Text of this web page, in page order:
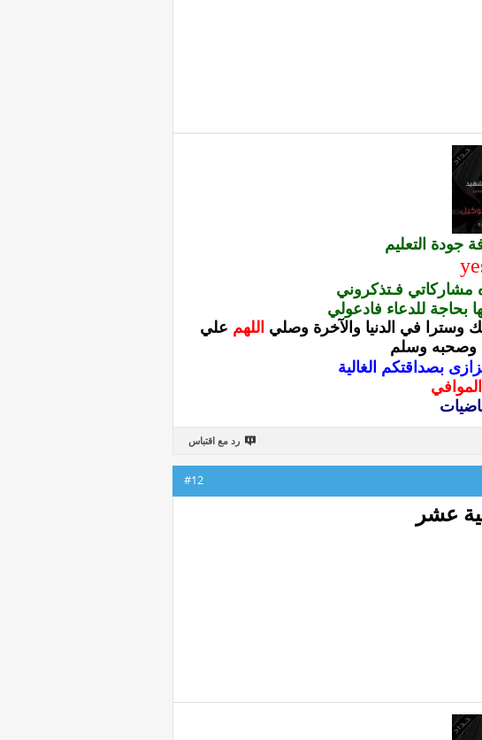
جودة التعليم
مشاركاتي فـتذكروني
بحاجة للدعاء فادعولي
وسترا في الدنيا والآخرة وصلي اللهم علي
وصحبه وسلم
بصداقتكم الغالية
رد مع اقتباس
#12
عشر